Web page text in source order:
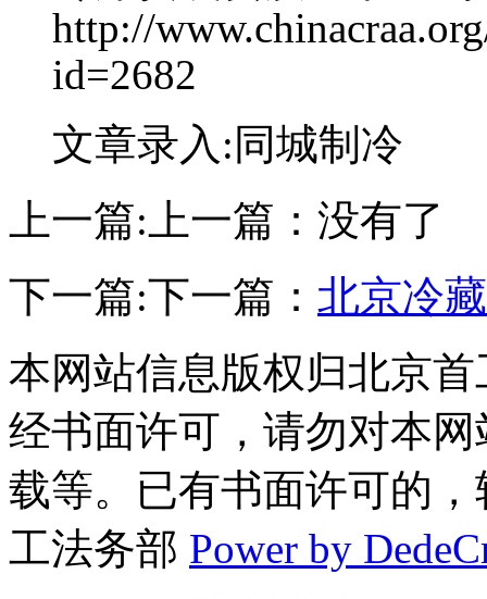
http://
id=2682
文章录入:同城制冷
上一篇: 上一篇：没有了
下一篇:下一篇： 北京冷
本网站信息版权归北京
经书面许可，请勿对本
载等。已有书面许可的
工法务部 Power by